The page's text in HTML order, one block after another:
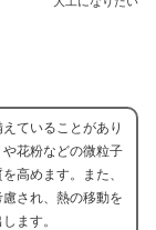
ていることがあり
花粉などの微粒子
高めます。また、
され、熱の移動を
ます。